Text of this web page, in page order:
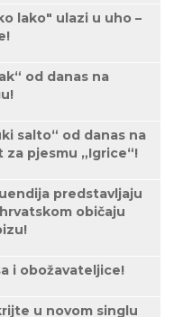
lako" ulazi u uho –
od danas na
salto“ od danas na
pjesmu „Igrice“!
predstavljaju
običaju
i obožavateljice!
u novom singlu